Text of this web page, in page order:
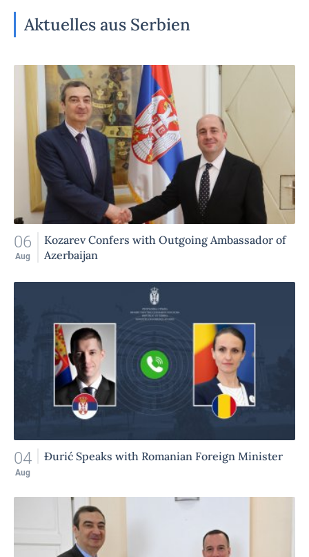
Aktuelles aus Serbien
06
Aug
Kozarev Confers with Outgoing Ambassador of
Azerbaijan
04
Aug
Đurić Speaks with Romanian Foreign Minister